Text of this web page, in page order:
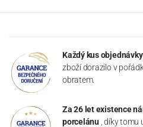
Každý kus
zboží dorazilo v
obratem.
Za 26 let existence
porcelánu , díky